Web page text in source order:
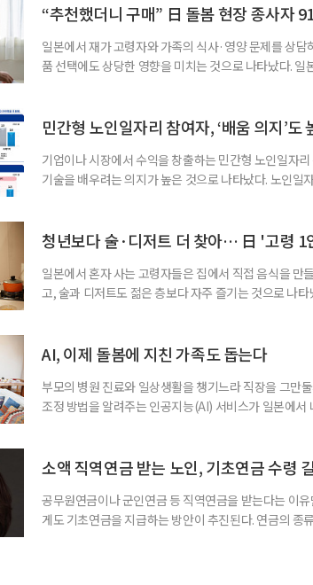
“추천했더니 구매” 日 돌봄 현장 종사자
일본에서 재가 고령자와 가족의 식사·영양 문제를 상
품 선택에도 상당한 영향을 미치는 것으로 나타났다.
이 91.5%에 달했다는 조사 결과가 나왔다. 일본 헬스케
민간형 노인일자리 참여자, ‘배움 의지’도
기업이나 시장에서 수익을 창출하는 민간형 노인일자
기술을 배우려는 의지가 높은 것으로 나타났다. 노인
비부머 세대 가운데 노인일자리 참여자들의 교육학습
청년보다 술·디저트 더 찾아… 日 '고령 1
일본에서 혼자 사는 고령자들은 집에서 직접 음식을
고, 술과 디저트도 젊은 층보다 자주 즐기는 것으로 나
접 만든 음식이나 남은 음식이 차지하는 비중은 51%였
AI, 이제 돌봄에 지친 가족도 돕는다
부모의 병원 진료와 일상생활을 챙기느라 직장을 그만
조정 방법을 알려주는 인공지능(AI) 서비스가 일본에
다. 이 서비스를 사용하면 직원은 이름을 밝히지 않고 하
소액 직역연금 받는 노인, 기초연금 수령
공무원연금이나 군인연금 등 직역연금을 받는다는 이
게도 기초연금을 지급하는 방안이 추진된다. 연금의